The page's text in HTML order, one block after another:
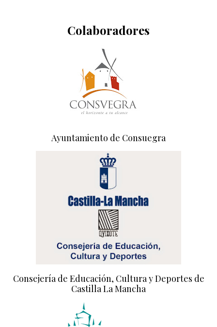
Colaboradores
Ayuntamiento de Consuegra
Consejería de Educación, Cultura y Deportes de
Castilla La Mancha